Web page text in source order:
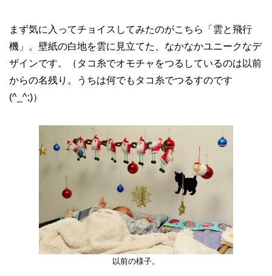
まず気に入ってチョイスしてみたのがこちら「雲と飛行
機」。壁紙の白地を雲に見立てた、なかなかユニークなデ
ザインです。（タコ糸でオモチャをつるしているのは以前
からの名残り。うちは何でもタコ糸でつるすのです
(^_^;)）
以前の様子。